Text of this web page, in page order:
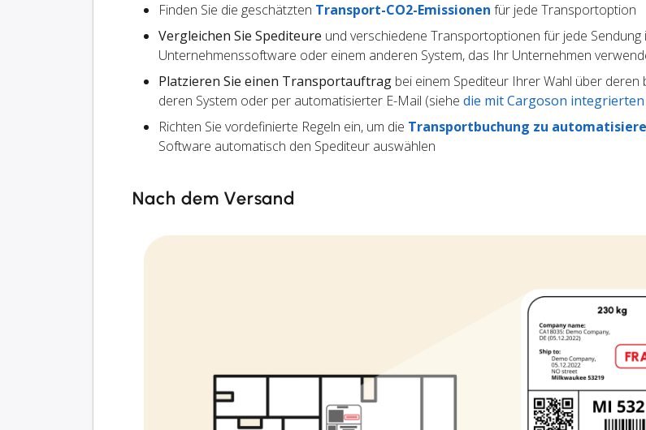
Finden Sie die geschätzten Transport-CO2-Emissionen für jede Transportoption
Vergleichen Sie Spediteure und verschiedene Transportoptionen für jede
Unternehmenssoftware oder einem anderen System, das Ihr Unternehmen
Platzieren Sie einen Transportauftrag bei einem Spediteur Ihrer Wahl über deren
deren System oder per automatisierter E-Mail (siehe die mit Cargoson
Richten Sie vordefinierte Regeln ein, um die Transportbuchung zu
Software automatisch den Spediteur auswählen
Nach dem Versand